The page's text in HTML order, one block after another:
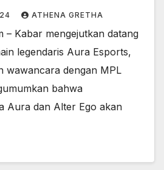
ATHENA GRETHA
– Kabar mengejutkan datang
legendaris Aura Esports,
wawancara dengan MPL
bahwa
Aura dan Alter Ego akan